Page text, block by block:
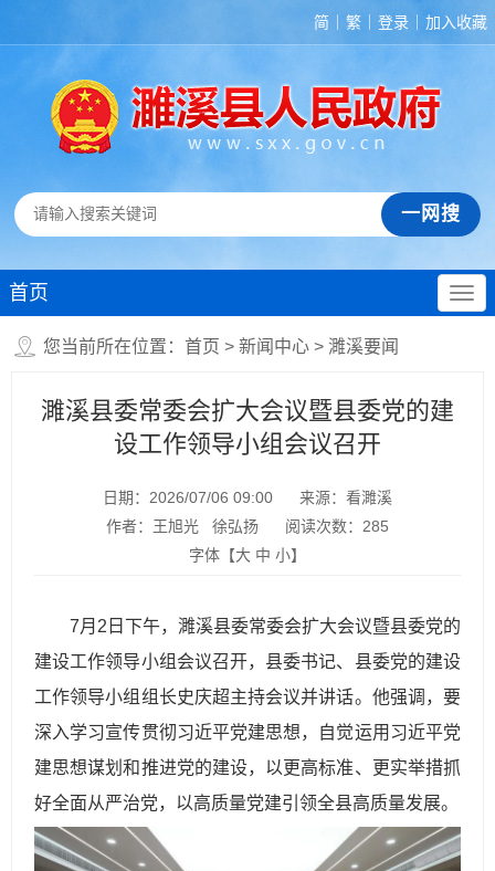
简 繁 登录 加入收藏
首页
您当前所在位置： 首页 > 新闻中心 > 濉溪要闻
濉溪县委常委会扩大会议暨县委党的建
设工作领导小组会议召开
日期：2026/07/06 09:00
来源：看濉溪
作者：王旭光 徐弘扬
阅读次数： 285
字体【大 中 小】
7月2日下午，濉溪县委常委会扩大会议暨县委党的
建设工作领导小组会议召开，县委书记、县委党的建设
工作领导小组组长史庆超主持会议并讲话。他强调，要
深入学习宣传贯彻习近平党建思想，自觉运用习近平党
建思想谋划和推进党的建设，以更高标准、更实举措抓
好全面从严治党，以高质量党建引领全县高质量发展。